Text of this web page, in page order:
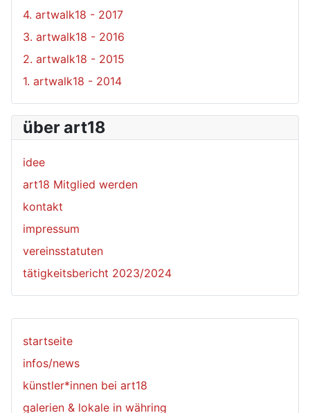
startseite
infos/news
künstler*innen bei art18
galerien & lokale in währing
4. artwalk18 - 2017
3. artwalk18 - 2016
2. artwalk18 - 2015
1. artwalk18 - 2014
über art18
idee
art18 Mitglied werden
kontakt
impressum
vereinsstatuten
tätigkeitsbericht 2023/2024